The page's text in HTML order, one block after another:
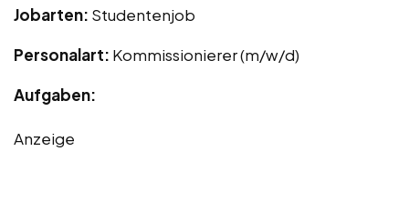
Jobarten: Studentenjob
Personalart: Kommissionierer (m/w/d)
Aufgaben:
Anzeige